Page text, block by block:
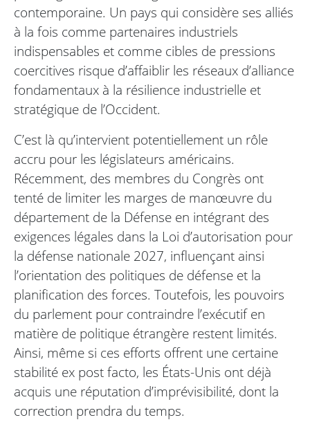
contemporaine. Un pays qui considère ses alliés
à la fois comme partenaires industriels
indispensables et comme cibles de pressions
coercitives risque d’affaiblir les réseaux d’alliance
fondamentaux à la résilience industrielle et
stratégique de l’Occident.
C’est là qu’intervient potentiellement un rôle
accru pour les législateurs américains.
Récemment, des membres du Congrès ont
tenté de limiter les marges de manœuvre du
département de la Défense en intégrant des
exigences légales dans la Loi d’autorisation pour
la défense nationale 2027, influençant ainsi
l’orientation des politiques de défense et la
planification des forces. Toutefois, les pouvoirs
du parlement pour contraindre l’exécutif en
matière de politique étrangère restent limités.
Ainsi, même si ces efforts offrent une certaine
stabilité ex post facto, les États-Unis ont déjà
acquis une réputation d’imprévisibilité, dont la
correction prendra du temps.